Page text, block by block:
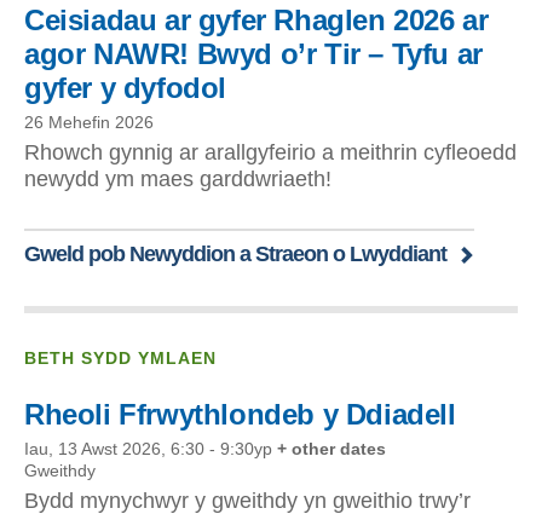
Ceisiadau ar gyfer Rhaglen 2026 ar
agor NAWR! Bwyd o’r Tir – Tyfu ar
gyfer y dyfodol
26 Mehefin 2026
Rhowch gynnig ar arallgyfeirio a meithrin cyfleoedd
newydd ym maes garddwriaeth!
Gweld pob Newyddion a Straeon o Lwyddiant
BETH SYDD YMLAEN
Rheoli Ffrwythlondeb y Ddiadell
Iau, 13 Awst 2026, 6:30 - 9:30yp + other dates
Gweithdy
Bydd mynychwyr y gweithdy yn gweithio trwy’r